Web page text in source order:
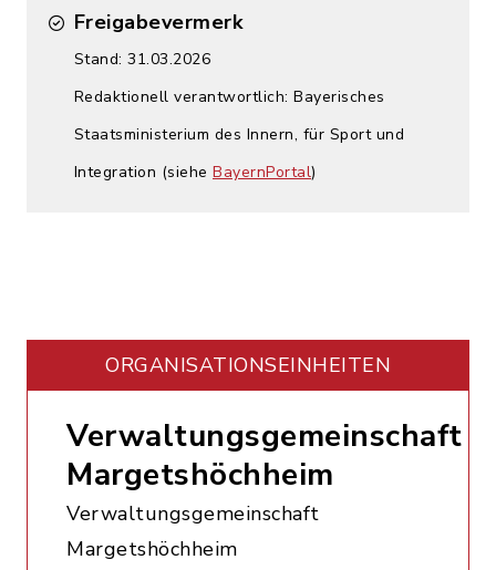
Freigabevermerk
Stand: 31.03.2026
Redaktionell verantwortlich: Bayerisches
Staatsministerium des Innern, für Sport und
Integration (siehe BayernPortal)
ORGANISATIONS­EINHEITEN
Verwaltungsgemeinschaft
Margetshöchheim
Verwaltungsgemeinschaft
Margetshöchheim